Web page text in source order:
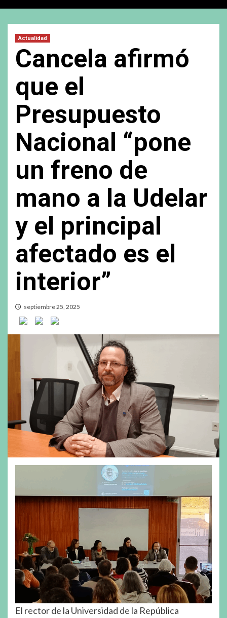
Actualidad
Cancela afirmó
que el
Presupuesto
Nacional “pone
un freno de
mano a la Udelar
y el principal
afectado es el
interior”
septiembre 25, 2025
El rector de la Universidad de la República